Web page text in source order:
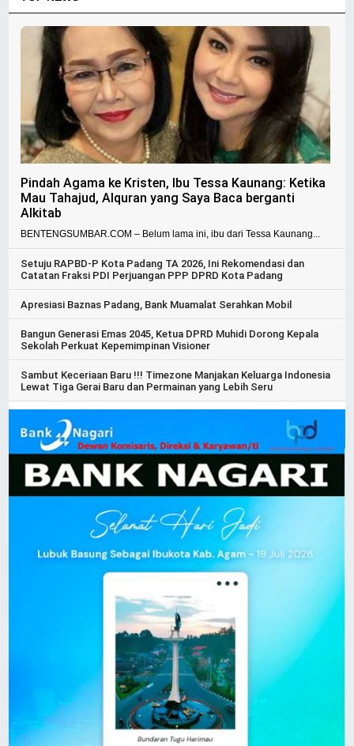
Pindah Agama ke Kristen, Ibu Tessa Kaunang: Ketika
Mau Tahajud, Alquran yang Saya Baca berganti
Alkitab
BENTENGSUMBAR.COM – Belum lama ini, ibu dari Tessa Kaunang...
Setuju RAPBD-P Kota Padang TA 2026, Ini Rekomendasi dan
Catatan Fraksi PDI Perjuangan PPP DPRD Kota Padang
Apresiasi Baznas Padang, Bank Muamalat Serahkan Mobil
Bangun Generasi Emas 2045, Ketua DPRD Muhidi Dorong Kepala
Sekolah Perkuat Kepemimpinan Visioner
Sambut Keceriaan Baru !!! Timezone Manjakan Keluarga Indonesia
Lewat Tiga Gerai Baru dan Permainan yang Lebih Seru